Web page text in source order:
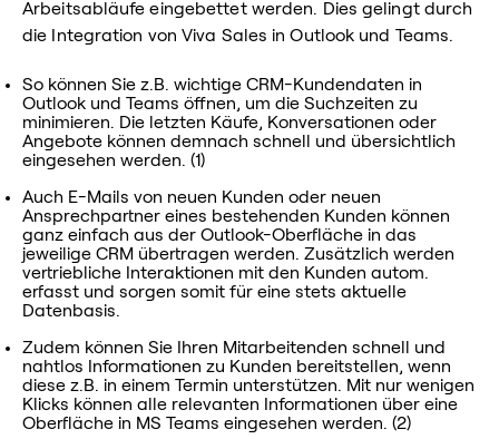
Arbeitsabläufe eingebettet werden. Dies gelingt durch
die Integration von Viva Sales in Outlook und Teams.
So können Sie z.B. wichtige CRM-Kundendaten in
Outlook und Teams öffnen, um die Suchzeiten zu
minimieren. Die letzten Käufe, Konversationen oder
Angebote können demnach schnell und übersichtlich
eingesehen werden. (1)
Auch E-Mails von neuen Kunden oder neuen
Ansprechpartner eines bestehenden Kunden können
ganz einfach aus der Outlook-Oberfläche in das
jeweilige CRM übertragen werden. Zusätzlich werden
vertriebliche Interaktionen mit den Kunden autom.
erfasst und sorgen somit für eine stets aktuelle
Datenbasis.
Zudem können Sie Ihren Mitarbeitenden schnell und
nahtlos Informationen zu Kunden bereitstellen, wenn
diese z.B. in einem Termin unterstützen. Mit nur wenigen
Klicks können alle relevanten Informationen über eine
Oberfläche in MS Teams eingesehen werden. (2)